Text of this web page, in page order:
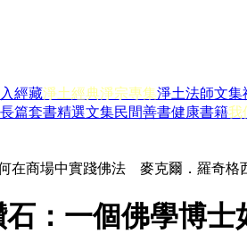
經藏淨土經典淨宗專集淨土法師文集
長篇套書精選文集民間善書健康書籍我
在商場中實踐佛法 麥克爾．羅奇格
石：一個佛學博